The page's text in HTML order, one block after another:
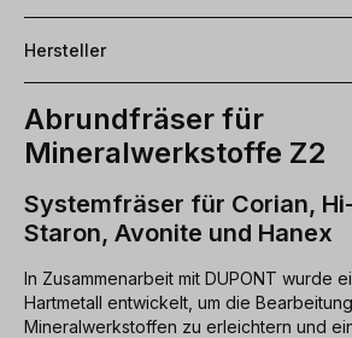
Hersteller
Abrundfräser für
Mineralwerkstoffe Z2
Systemfräser für Corian,
Staron, Avonite und Hanex
In Zusammenarbeit mit DUPONT wurde
Hartmetall entwickelt, um die
Mineralwerkstoffen zu erleichtern und